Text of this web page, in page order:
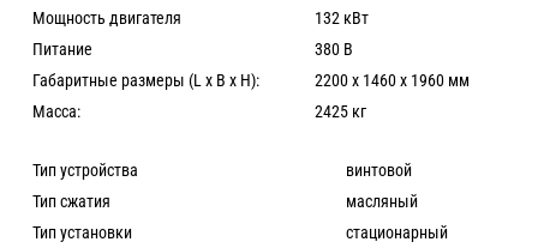
Мощность двигателя
132 кВт
Питание
380 В
Габаритные размеры (L x B x H):
2200 х 1460 х 1960 мм
Масса:
2425 кг
Тип устройства
винтовой
Тип сжатия
масляный
Тип установки
стационарный